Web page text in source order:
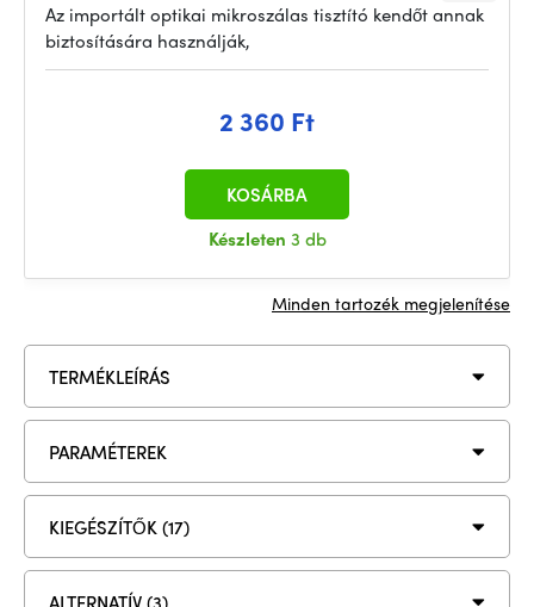
Az importált optikai mikroszálas tisztító kendőt annak
biztosítására használják,
2 360 Ft
Készleten 3 db
KOSÁRBA
Minden tartozék megjelenítése
TERMÉKLEÍRÁS
PARAMÉTEREK
KIEGÉSZÍTŐK (17)
ALTERNATÍV (3)